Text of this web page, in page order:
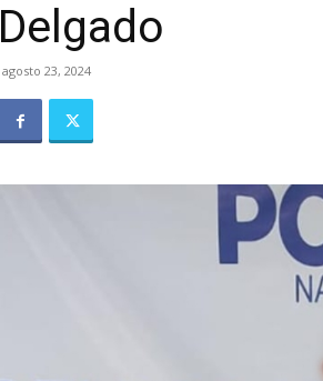
Delgado
agosto 23, 2024